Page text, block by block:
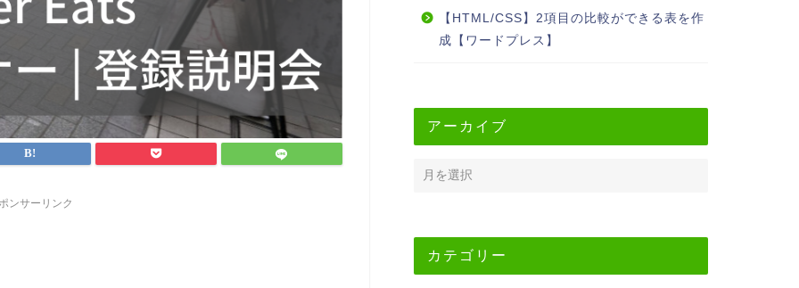
ンサーリンク
【HTML/CSS】2項目の比較ができる表を作
成【ワードプレス】
アーカイブ
カテゴリー